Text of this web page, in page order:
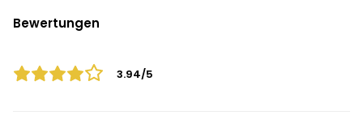
Bewertungen
3.94/5